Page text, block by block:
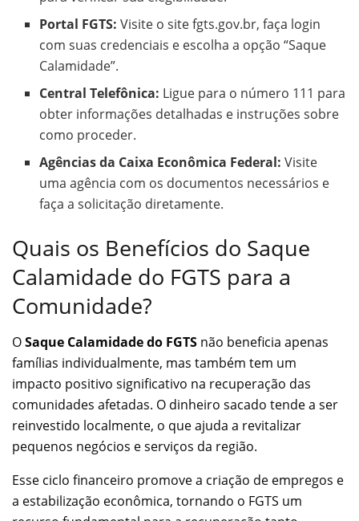
Portal FGTS: Visite o site fgts.gov.br, faça login
com suas credenciais e escolha a opção “Saque
Calamidade”.
Central Telefônica: Ligue para o número 111 para
obter informações detalhadas e instruções sobre
como proceder.
Agências da Caixa Econômica Federal: Visite
uma agência com os documentos necessários e
faça a solicitação diretamente.
Quais os Benefícios do Saque
Calamidade do FGTS para a
Comunidade?
OSaque Calamidade do FGTS não beneficia apenas
famílias individualmente, mas também tem um
impacto positivo significativo na recuperação das
comunidades afetadas. O dinheiro sacado tende a ser
reinvestido localmente, o que ajuda a revitalizar
pequenos negócios e serviços da região.
Esse ciclo financeiro promove a criação de empregos e
a estabilização econômica, tornando o FGTS um